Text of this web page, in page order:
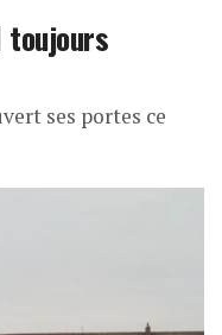
toujours
ses portes ce